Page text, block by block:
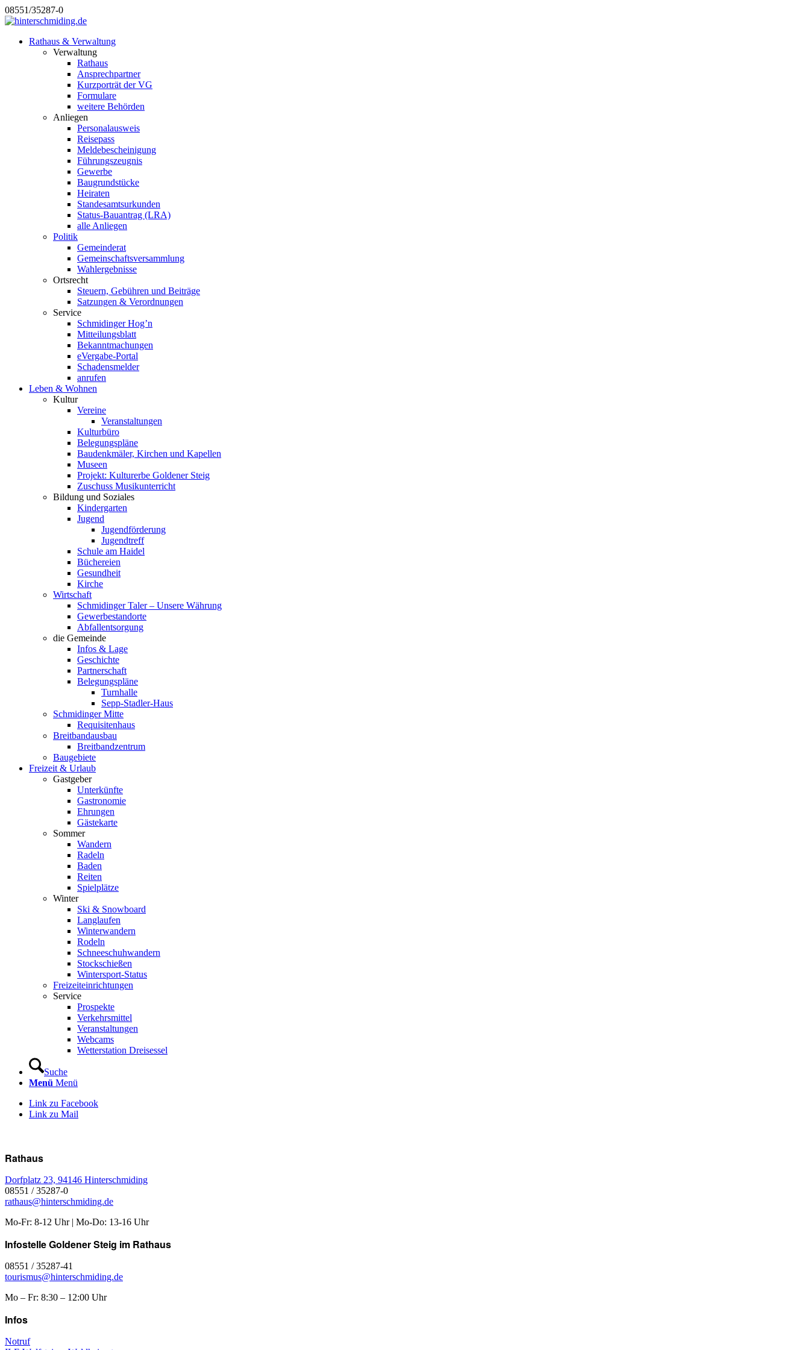
08551/35287-0
Rathaus & Verwaltung
Verwaltung
Rathaus
Ansprechpartner
Kurzporträt der VG
Formulare
weitere Behörden
Anliegen
Personalausweis
Reisepass
Meldebescheinigung
Führungszeugnis
Gewerbe
Baugrundstücke
Heiraten
Standesamtsurkunden
Status-Bauantrag (LRA)
alle Anliegen
Politik
Gemeinderat
Gemeinschaftsversammlung
Wahlergebnisse
Ortsrecht
Steuern, Gebühren und Beiträge
Satzungen & Verordnungen
Service
Schmidinger Hog’n
Mitteilungsblatt
Bekanntmachungen
eVergabe-Portal
Schadensmelder
anrufen
Leben & Wohnen
Kultur
Vereine
Veranstaltungen
Kulturbüro
Belegungspläne
Baudenkmäler, Kirchen und Kapellen
Museen
Projekt: Kulturerbe Goldener Steig
Zuschuss Musikunterricht
Bildung und Soziales
Kindergarten
Jugend
Jugendförderung
Jugendtreff
Schule am Haidel
Büchereien
Gesundheit
Kirche
Wirtschaft
Schmidinger Taler – Unsere Währung
Gewerbestandorte
Abfallentsorgung
die Gemeinde
Infos & Lage
Geschichte
Partnerschaft
Belegungspläne
Turnhalle
Sepp-Stadler-Haus
Schmidinger Mitte
Requisitenhaus
Breitbandausbau
Breitbandzentrum
Baugebiete
Freizeit & Urlaub
Gastgeber
Unterkünfte
Gastronomie
Ehrungen
Gästekarte
Sommer
Wandern
Radeln
Baden
Reiten
Spielplätze
Winter
Ski & Snowboard
Langlaufen
Winterwandern
Rodeln
Schneeschuhwandern
Stockschießen
Wintersport-Status
Freizeit­einrichtungen
Service
Prospekte
Verkehrsmittel
Veranstaltungen
Webcams
Wetterstation Dreisessel
Suche
Menü Menü
Link zu Facebook
Link zu Mail
Rathaus
Dorfplatz 23, 94146 Hinterschmiding
08551 / 35287-0
rathaus@hinterschmiding.de
Mo-Fr: 8-12 Uhr | Mo-Do: 13-16 Uhr
Infostelle Goldener Steig im Rathaus
08551 / 35287-41
tourismus@hinterschmiding.de
Mo – Fr: 8:30 – 12:00 Uhr
Infos
Notruf